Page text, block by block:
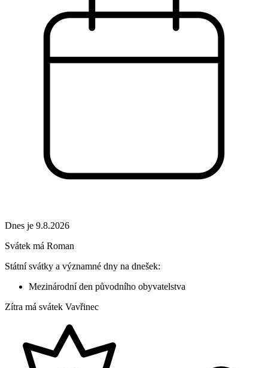
Dnes je 9.8.2026
Svátek má Roman
Státní svátky a významné dny na dnešek:
Mezinárodní den původního obyvatelstva
Zítra má svátek Vavřinec